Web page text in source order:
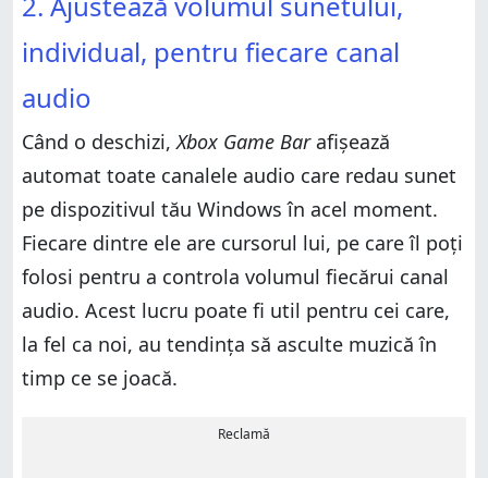
individual, pentru fiecare canal
audio
Când o deschizi,Xbox Game Barafișează
automat toate canalele audio care redau sunet
pe dispozitivul tău Windows în acel moment.
Fiecare dintre ele are cursorul lui, pe care îl poți
folosi pentru a controla volumul fiecărui canal
audio. Acest lucru poate fi util pentru cei care,
la fel ca noi, au tendința să asculte muzică în
timp ce se joacă.
Reclamă